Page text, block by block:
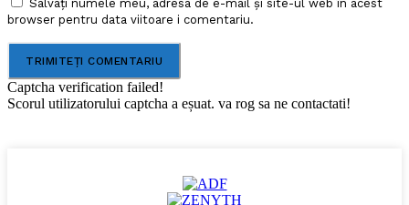
Salvați numele meu, adresa de e-mail și site-ul web în acest
browser pentru data viitoare i comentariu.
Captcha verification failed!
Scorul utilizatorului captcha a eșuat. va rog sa ne contactati!